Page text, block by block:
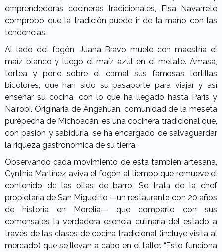
emprendedoras cocineras tradicionales, Elsa Navarrete
comprobó que la tradición puede ir de la mano con las
tendencias.
Al lado del fogón, Juana Bravo muele con maestría el
maíz blanco y luego el maíz azul en el metate. Amasa,
tortea y pone sobre el comal sus famosas tortillas
bicolores, que han sido su pasaporte para viajar y así
enseñar su cocina, con lo que ha llegado hasta París y
Nairobi. Originaria de Angahuan, comunidad de la meseta
purépecha de Michoacán, es una cocinera tradicional que,
con pasión y sabiduría, se ha encargado de salvaguardar
la riqueza gastronómica de su tierra.
Observando cada movimiento de esta también artesana,
Cynthia Martínez aviva el fogón al tiempo que remueve el
contenido de las ollas de barro. Se trata de la chef
propietaria de San Miguelito —un restaurante con 20 años
de historia en Morelia— que comparte con sus
comensales la verdadera esencia culinaria del estado a
través de las clases de cocina tradicional (incluye visita al
mercado) que se llevan a cabo en el taller. “Esto funciona